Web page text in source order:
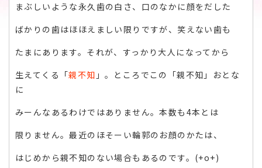
まぶしいような永久歯の白さ、口のなかに顔をだした
ばかりの歯はほほえましい限りですが、笑えない歯も
たまにあります。それが、すっかり大人になってから
生えてくる「親不知 」。ところでこの「親不知」おとな
に
みーんなあるわけではありません。本数も4本とは
限りません。最近のほそーい輪郭のお顔のかたは、
はじめから親不知のない場合もあるのです。(+o+)